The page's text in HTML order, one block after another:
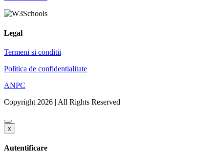
Legal
Termeni si conditii
Politica de confidentialitate
ANPC
Copyright 2026 | All Rights Reserved
x
Autentificare